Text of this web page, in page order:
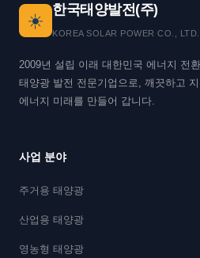
☀️
한국태양발전(주)
KOREA SOLAR POWER CO., LTD.
2009년 설립 이래 대한민국 에너지 전
태양광 발전 전문기업으로, 깨끗하고
에너지 미래를 만들어 갑니다.
사업 분야
주거용 태양광
산업용 태양광
영농형 태양광